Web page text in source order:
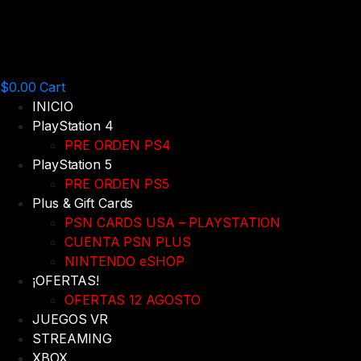
$0.00 Cart
INICIO
PlayStation 4
PRE ORDEN PS4
PlayStation 5
PRE ORDEN PS5
Plus & Gift Cards
PSN CARDS USA – PLAYSTATION
CUENTA PSN PLUS
NINTENDO eSHOP
¡OFERTAS!
OFERTAS 12 AGOSTO
JUEGOS VR
STREAMING
XBOX